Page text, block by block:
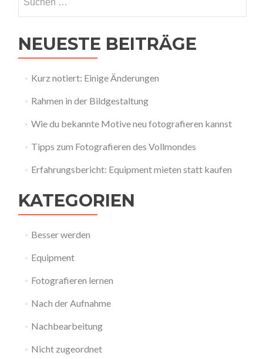
nach:
NEUESTE BEITRÄGE
Kurz notiert: Einige Änderungen
Rahmen in der Bildgestaltung
Wie du bekannte Motive neu fotografieren kannst
Tipps zum Fotografieren des Vollmondes
Erfahrungsbericht: Equipment mieten statt kaufen
KATEGORIEN
Besser werden
Equipment
Fotografieren lernen
Nach der Aufnahme
Nachbearbeitung
Nicht zugeordnet